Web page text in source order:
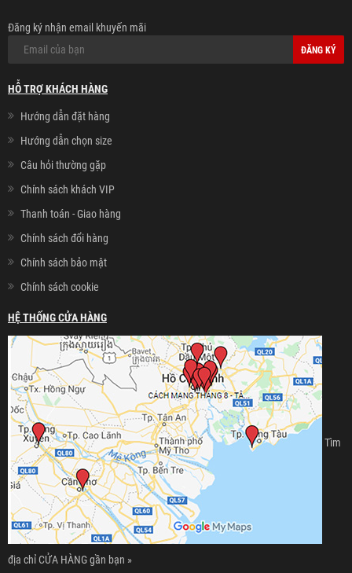
Đăng ký nhận email khuyến mãi
ĐĂNG KÝ
HỖ TRỢ KHÁCH HÀNG
Hướng dẫn đặt hàng
Hướng dẫn chọn size
Câu hỏi thường gặp
Chính sách khách VIP
Thanh toán - Giao hàng
Chính sách đổi hàng
Chính sách bảo mật
Chính sách cookie
HỆ THỐNG CỬA HÀNG
Tìm
địa chỉ CỬA HÀNG gần bạn »